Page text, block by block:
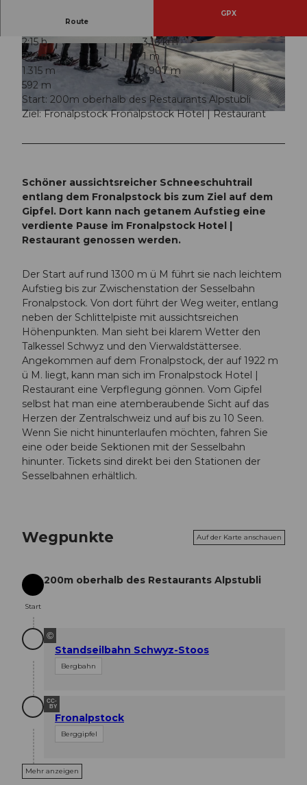
© Stoos-Muotatal Tourismus, Stoos-Muotatal Tourismus
© Stoos-Muotatal Tourismus, Stoos-Muotatal T
ourismus
© Stoos-Muotatal Tourismus, Stoos-Muotatal T
ourismus
Route
GPX
2:15 h
3,16 km
592 m
1 m
1.315 m
1.907 m
592 m
Start: 200m oberhalb des Restaurants Alpstubli
Ziel: Fronalpstock Fronalpstock Hotel | Restaurant
Schöner aussichtsreicher Schneeschuhtrail
entlang dem Fronalpstock bis zum Ziel auf dem
Gipfel. Dort kann nach getanem Aufstieg eine
verdiente Pause im Fronalpstock Hotel |
Restaurant genossen werden.
Der Start auf rund 1300 m ü M führt sie nach leichtem
Aufstieg bis zur Zwischenstation der Sesselbahn
Fronalpstock. Von dort führt der Weg weiter, entlang
neben der Schlittelpiste mit aussichtsreichen
Höhenpunkten. Man sieht bei klarem Wetter den
Talkessel Schwyz und den Vierwaldstättersee.
Angekommen auf dem Fronalpstock, der auf 1922 m
ü M. liegt, kann man sich im Fronalpstock Hotel |
Restaurant eine Verpflegung gönnen. Vom Gipfel
selbst hat man eine atemberaubende Sicht auf das
Herzen der Zentralschweiz und auf bis zu 10 Seen.
Wenn Sie nicht hinunterlaufen möchten, fahren Sie
eine oder beide Sektionen mit der Sesselbahn
hinunter. Tickets sind direkt bei den Stationen der
Sesselbahnen erhältlich.
Wegpunkte Auf der Karte anschauen
Start
Start
200m oberhalb des Restaurants Alpstubli
©
Standseilbahn Schwyz-Stoos
Bergbahn
CC-
BY
Fronalpstock
Berggipfel
Mehr anzeigen